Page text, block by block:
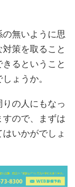
無いように思
策を取ること
るということ
ょうか。
の人にもなっ
ので、まずは
いかがでしょ